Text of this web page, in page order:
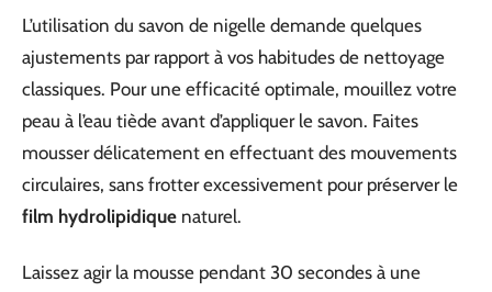
L’utilisation du savon de nigelle demande quelques
ajustements par rapport à vos habitudes de nettoyage
classiques. Pour une efficacité optimale, mouillez votre
peau à l’eau tiède avant d’appliquer le savon. Faites
mousser délicatement en effectuant des mouvements
circulaires, sans frotter excessivement pour préserver le
film hydrolipidique naturel.
Laissez agir la mousse pendant 30 secondes à une